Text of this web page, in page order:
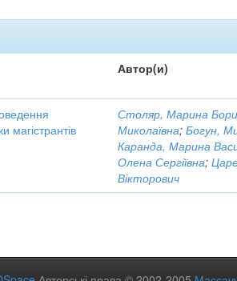
Автор(и)
магістрантів
Столяр, Марина
Миколаївна;Богун,
Каранда, Марина
Олена Сергіївна;
Вікторович